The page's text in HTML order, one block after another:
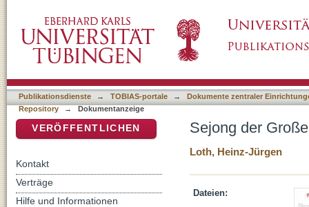
Publikationsdienste → TOBIAS-portale →
Dokumente zentraler
Repository
→ Dokumentanzeige
Sejong der
Loth, Heinz-Jürgen
Dateien:
VERÖFFENTLICHEN
Kontakt
Verträge
Hilfe und Informationen